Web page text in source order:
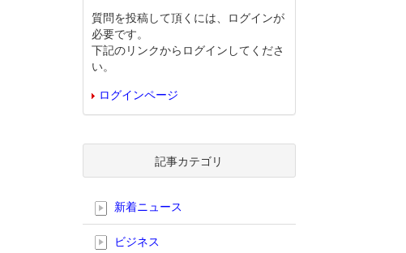
質問を投稿して頂くには、ログインが
必要です。
下記のリンクからログインしてくださ
い。
ログインページ
記事カテゴリ
新着ニュース
ビジネス